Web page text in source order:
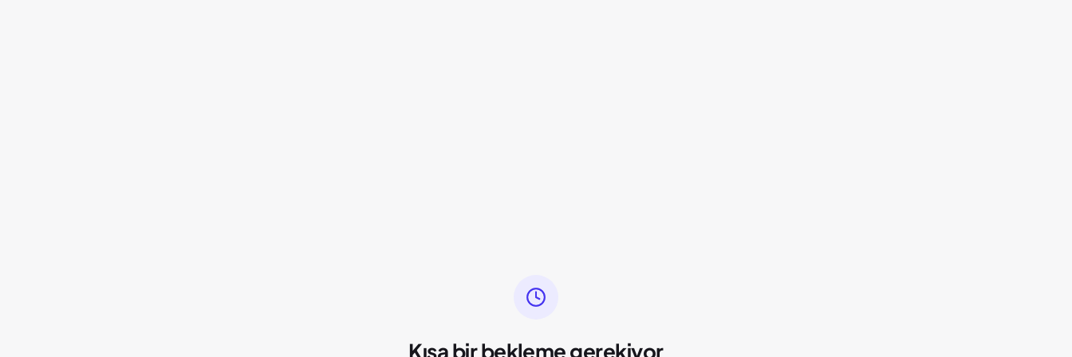
Kısa bir bekleme gerekiyor